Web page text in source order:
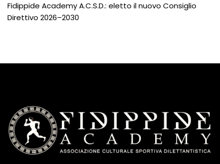
Fidippide Academy A.C.S.D.: eletto il nuovo Consiglio
Direttivo 2026–2030